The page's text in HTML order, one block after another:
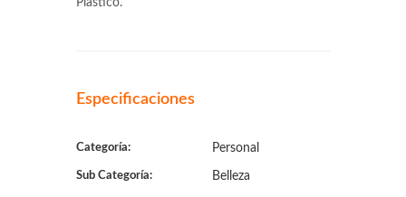
Plástico.
Especificaciones
Categoría: Personal
Sub Categoría: Belleza